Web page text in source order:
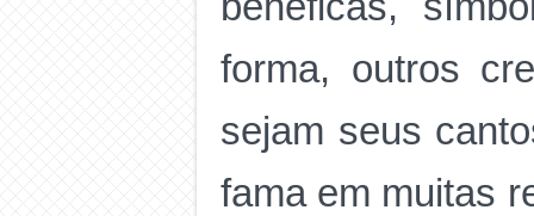
forma, outros
sejam seus
fama em muitas